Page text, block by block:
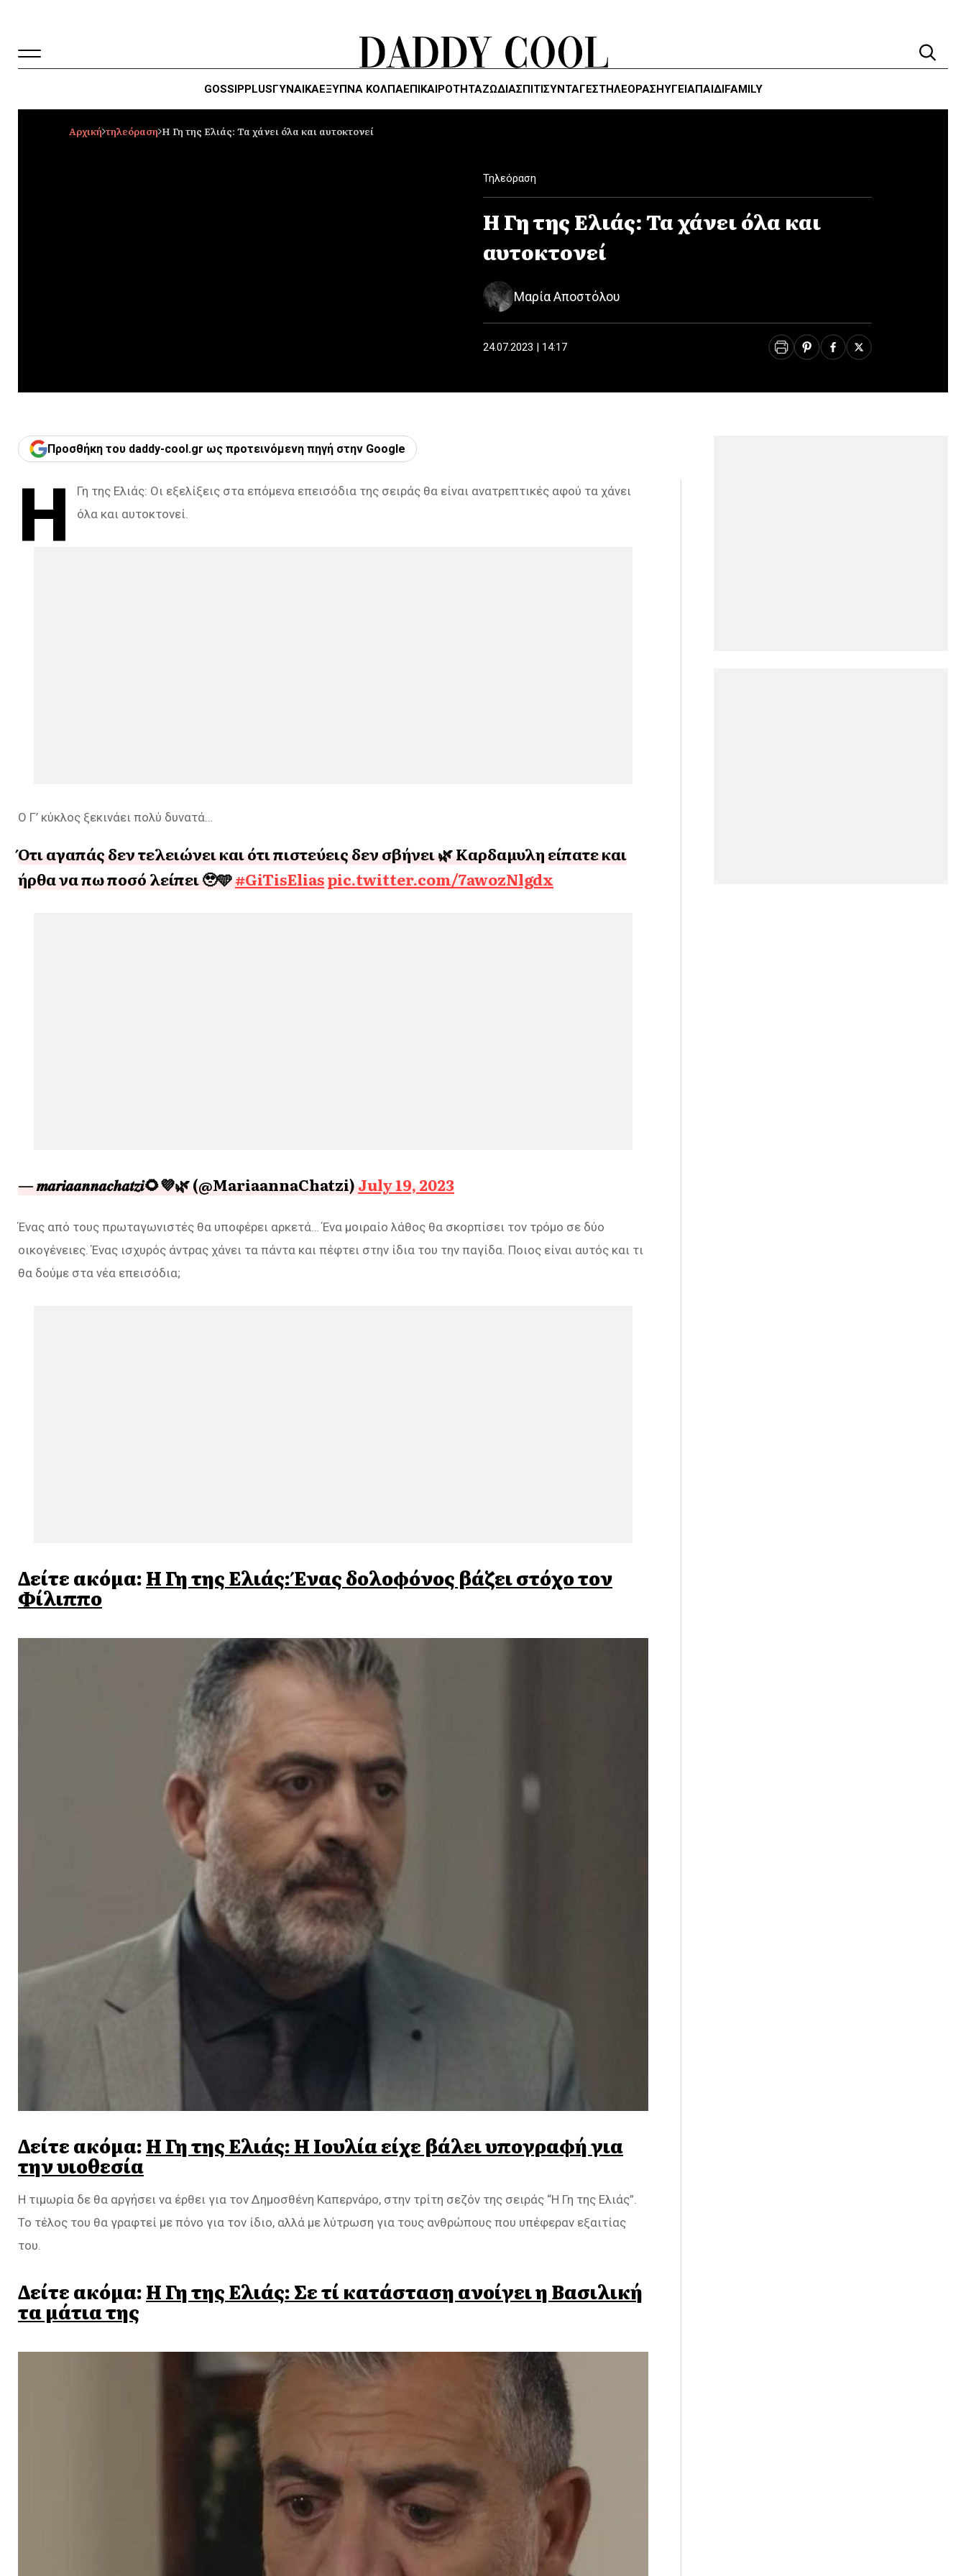
GOSSIPPLUSΓΥΝΑΙΚΑΈΞΥΠΝΑ ΚΌΛΠΑΕΠΙΚΑΙΡΟΤΗΤΑΖΏΔΙΑΣΠΙΤΙΣΥΝΤΑΓΕΣΤΗΛΕΌΡΑΣΗΥΓΕΊΑΠΑΙΔΙFAMILY
Αρχική τηλεόραση Η Γη της Ελιάς: Τα χάνει όλα και αυτοκτονεί
Τηλεόραση
Η Γη της Ελιάς: Τα χάνει όλα και
αυτοκτονεί
Μαρία Αποστόλου
24.07.2023 | 14:17
Προσθήκη του daddy-cool.gr ως προτεινόμενη πηγή στην Google
Η
Γη της Ελιάς: Οι εξελίξεις στα επόμενα επεισόδια της σειράς θα είναι ανατρεπτικές αφού τα χάνει
όλα και αυτοκτονεί.
Ο Γ’ κύκλος ξεκινάει πολύ δυνατά…
Ότι αγαπάς δεν τελειώνει και ότι πιστεύεις δεν σβήνει 🌿 Καρδαμυλη είπατε και
ήρθα να πω ποσό λείπει 🥹🩵#GiTisEliaspic.twitter.com/7awozNlgdx
— 𝒎𝒂𝒓𝒊𝒂𝒂𝒏𝒏𝒂𝒄𝒉𝒂𝒕𝒛𝒊🌻💜🌿 (@MariaannaChatzi)July 19, 2023
Ένας από τους πρωταγωνιστές θα υποφέρει αρκετά… Ένα μοιραίο λάθος θα σκορπίσει τον τρόμο σε δύο
οικογένειες. Ένας ισχυρός άντρας χάνει τα πάντα και πέφτει στην ίδια του την παγίδα. Ποιος είναι αυτός και τι
θα δούμε στα νέα επεισόδια;
Δείτε ακόμα:Η Γη της Ελιάς: Ένας δολοφόνος βάζει στόχο τον
Φίλιππο
Δείτε ακόμα:Η Γη της Ελιάς: Η Ιουλία είχε βάλει υπογραφή για
την υιοθεσία
Η τιμωρία δε θα αργήσει να έρθει για τον Δημοσθένη Καπερνάρο, στην τρίτη σεζόν της σειράς “Η Γη της Ελιάς”.
Το τέλος του θα γραφτεί με πόνο για τον ίδιο, αλλά με λύτρωση για τους ανθρώπους που υπέφεραν εξαιτίας
του.
Δείτε ακόμα:Η Γη της Ελιάς: Σε τί κατάσταση ανοίγει η Βασιλική
τα μάτια της